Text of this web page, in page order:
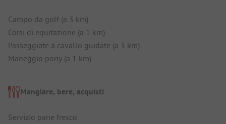
Campo da golf (a 3 km)
Corsi di equitazione (a 1 km)
Passeggiate a cavallo guidate (a 3 km)
Maneggio pony (a 1 km)
Mangiare, bere, acquisti
Servizio pane fresco